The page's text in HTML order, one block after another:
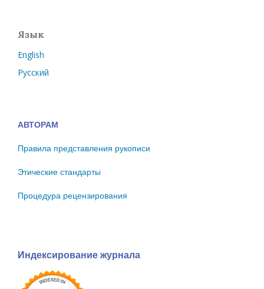
Язык
English
Русский
АВТОРАМ
Правила представления рукописи
Этические стандарты
Процедура рецензирования
Индексирование журнала